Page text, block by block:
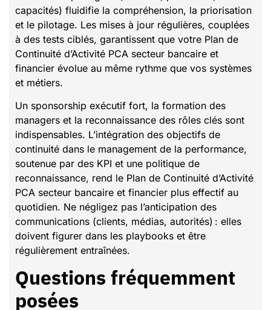
capacités) fluidifie la compréhension, la priorisation
et le pilotage. Les mises à jour régulières, couplées
à des tests ciblés, garantissent que votre Plan de
Continuité d’Activité PCA secteur bancaire et
financier évolue au même rythme que vos systèmes
et métiers.
Un sponsorship exécutif fort, la formation des
managers et la reconnaissance des rôles clés sont
indispensables. L’intégration des objectifs de
continuité dans le management de la performance,
soutenue par des KPI et une politique de
reconnaissance, rend le Plan de Continuité d’Activité
PCA secteur bancaire et financier plus effectif au
quotidien. Ne négligez pas l’anticipation des
communications (clients, médias, autorités) : elles
doivent figurer dans les playbooks et être
régulièrement entraînées.
Questions fréquemment
posées